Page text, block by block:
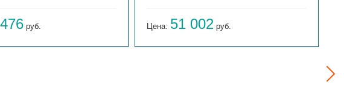
руб. Цена: 51 002 руб.